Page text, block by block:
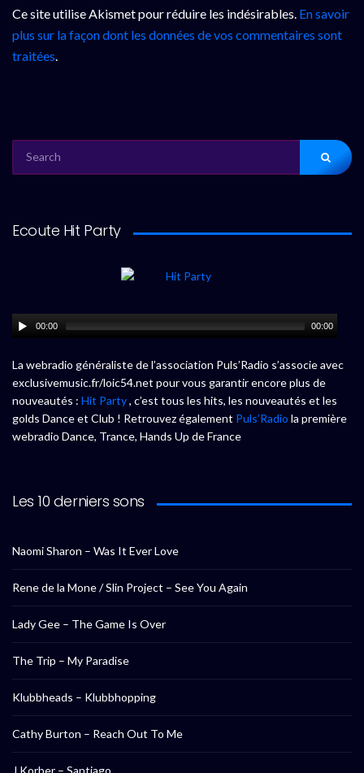
Ce site utilise Akismet pour réduire les indésirables. En savoir
plus sur la façon dont les données de vos commentaires sont
traitées.
FOR:
Ecoute Hit Party
00:00 00:00
La webradio généraliste de l’association Puls’Radio s’associe avec
exclusivemusic.fr/loic54.net pour vous garantir encore plus de
nouveautés : Hit Party, c’est tous les hits, les nouveautés et les
golds Dance et Club ! Retrouvez également Puls’Radio la première
webradio Dance, Trance, Hands Up de France
Les 10 derniers sons
Naomi Sharon – Was It Ever Love
Rene de la Mone / Slin Project – See You Again
Lady Gee – The Game Is Over
The Trip – My Paradise
Klubbheads – Klubbhopping
Cathy Burton – Reach Out To Me